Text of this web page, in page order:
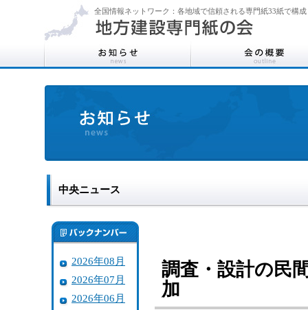
全国情報ネットワーク：各地域で信頼される専門紙33紙で構成
中央ニュース
2026年08月
2026年07月
2026年06月
調査・設計の民
加